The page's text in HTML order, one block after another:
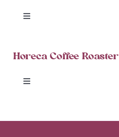
Toggle
Horeca Coffee Roaster
Toggle